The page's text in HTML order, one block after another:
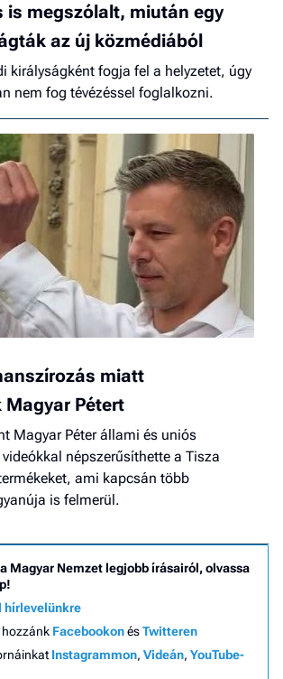
is megszólalt, miután egy
az új közmédiából
királyságként fogja fel a helyzetet, úgy
nem fog tévézéssel foglalkozni.
miatt
Pétert
Magyar Péter állami és uniós
népszerűsíthette a Tisza
ami kapcsán több
is felmerül.
Magyar Nemzet legjobb írásairól, olvassa
hírlevelünkre
FacebookonésTwitteren
Instagrammon, Videán, YouTube-